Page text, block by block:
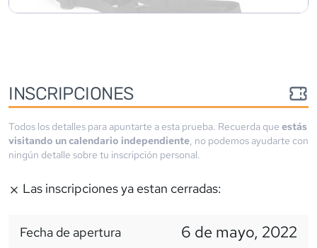
INSCRIPCIONES
Todos los detalles para apuntarte a esta prueba. Recuerda que estás
visitando un calendario independiente, no podemos ayudarte con
ningún detalle sobre tu inscripción personal.
Las inscripciones ya estan cerradas:
Fecha de apertura 6 de mayo, 2022